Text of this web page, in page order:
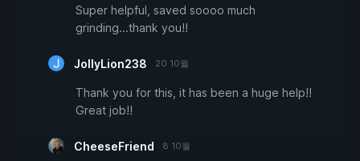
Super helpful, saved soooo much
grinding...thank you!!
JollyLion238 20 10월
Thank you for this, it has been a huge help!!
Great job!!
CheeseFriend 8 10월